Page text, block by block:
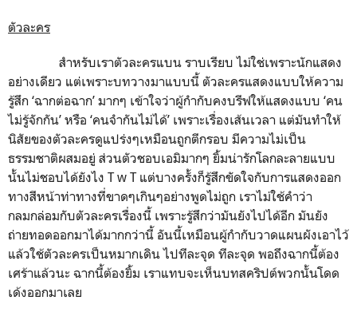
ตัวละคร
สำหรับเราตัวละครแบน ราบเรียบ ไม่ใช่เพราะนักแสดง
อย่างเดียว แต่เพราะบทวางมาแบบนี้ ตัวละครแสดงแบบให้ความ
รู้สึก ‘ฉากต่อฉาก’ มากๆ เข้าใจว่าผู้กำกับคงบรีฟให้แสดงแบบ ‘คน
ไม่รู้จักกัน’ หรือ ‘คนจำกันไม่ได้’ เพราะเรื่องเส้นเวลา แต่มันทำให้
นิสัยของตัวละครดูแปร่งๆเหมือนถูกตีกรอบ มีความไม่เป็น
ธรรมชาติผสมอยู่ ส่วนตัวชอบเอมิมากๆ ยิ้มน่ารักโลกละลายแบบ
นั้นไม่ชอบได้ยังไง T w T แต่บางครั้งก็รู้สึกขัดใจกับการแสดงออก
ทางสีหน้าท่าทางที่ขาดๆเกินๆอย่างพูดไม่ถูก เราไม่ใช้คำว่า
กลมกล่อมกับตัวละครเรื่องนี้ เพราะรู้สึกว่ามันยังไปได้อีก มันยัง
ถ่ายทอดออกมาได้มากกว่านี้ อันนี้เหมือนผู้กำกับวาดแผนผังเอาไว้
แล้วใช้ตัวละครเป็นหมากเดิน ไปทีละจุด ทีละจุด พอถึงฉากนี้ต้อง
เศร้าแล้วนะ ฉากนี้ต้องยิ้ม เราแทบจะเห็นบทสคริปต์พวกนั้นโดด
เด้งออกมาเลย